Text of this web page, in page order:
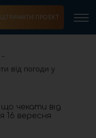
ПРОЕКТ
від погоди у